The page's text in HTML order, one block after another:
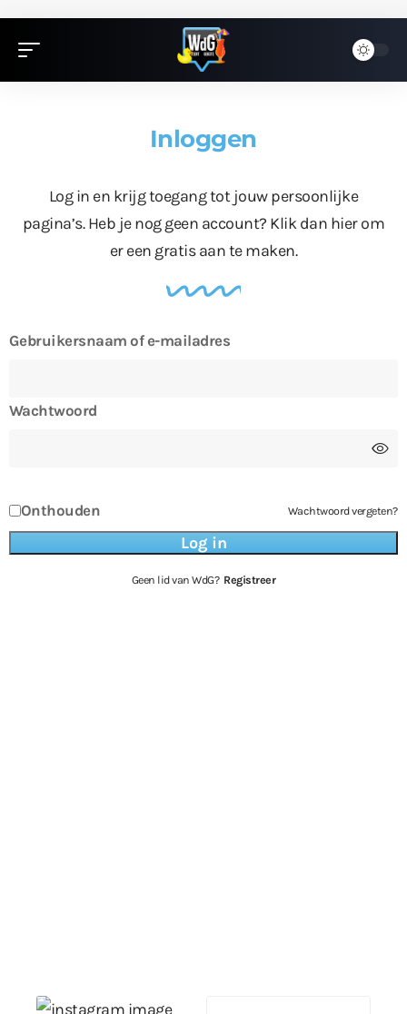
Inloggen
Log in en krijg toegang tot jouw persoonlijke
pagina’s. Heb je nog geen account? Klik dan hierom
er een gratis aan te maken.
Gebruikersnaam of e-mailadres
Wachtwoord
Onthouden Wachtwoord vergeten?
Geen lid van WdG? Registreer